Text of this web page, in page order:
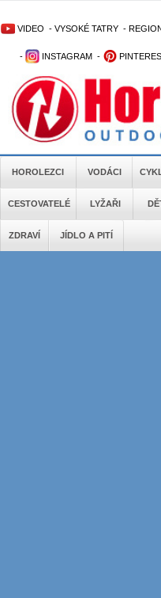
VIDEO - VYSOKÉ TATRY -
- INSTAGRAM -
HOROLEZCI VODÁCI
CESTOVATELÉ LYŽAŘI
ZDRAVÍ JÍDLO A PITÍ